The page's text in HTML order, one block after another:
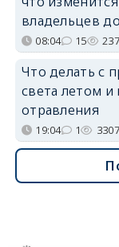
владельцев
08:04 15
Что делать с
света летом
отравления
19:04 1 3307